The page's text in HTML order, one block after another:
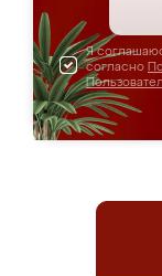
Я
согласно